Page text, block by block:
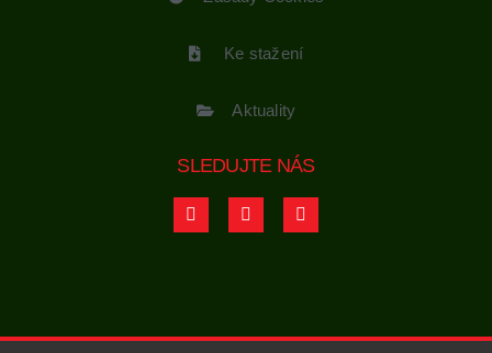
Ke stažení
Aktuality
SLEDUJTE NÁS